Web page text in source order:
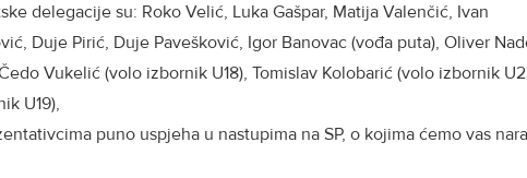
delegacije su: Roko Velić, Luka Gašpar, Matija Valenčić, Ivan
Duje Pirić, Duje Pavešković, Igor Banovac (vođa puta), Oliver
Vukelić (volo izbornik U18), Tomislav Kolobarić (volo izbornik
U19),
puno uspjeha u nastupima na SP, o kojima ćemo vas